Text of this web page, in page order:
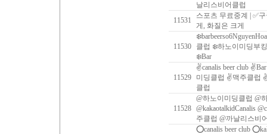
날리스비어클럽
11531
스포츠 무료중계 | ✅
게, 화질은 크게
11530
클럽 ❄️하노이미딩부
❄️Bar
11529
✌canalis beer club
미딩클럽 ✌맥주클럽
클럽
11528
@하노이미딩클럽 @
@kakaotalkidCanalis
주클럽 @까날리스비
⭕️canalis beer club